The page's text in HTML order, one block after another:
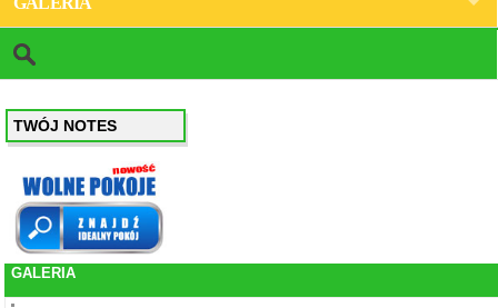
TWÓJ NOTES
GALERIA